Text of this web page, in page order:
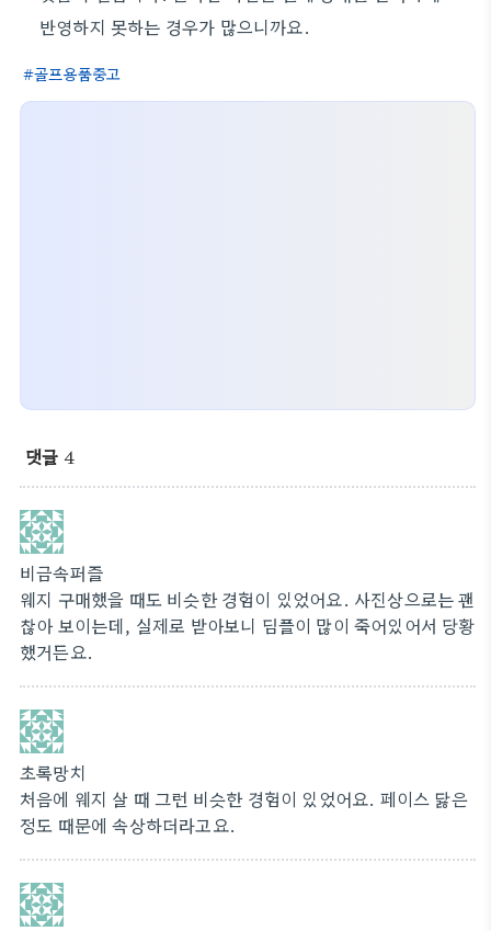
반영하지 못하는 경우가 많으니까요.
골프용품중고
댓글 4
비금속퍼즐
웨지 구매했을 때도 비슷한 경험이 있었어요. 사진상으로는 괜
찮아 보이는데, 실제로 받아보니 딤플이 많이 죽어있어서 당황
했거든요.
초록망치
처음에 웨지 살 때 그런 비슷한 경험이 있었어요. 페이스 닳은
정도 때문에 속상하더라고요.